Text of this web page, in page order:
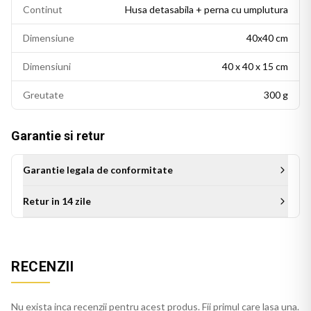
Aceasta perna decorativa se potriveste intr-un living modern,
gust estetic rafinat.
Continut Husa detasabila + perna cu umplutura
Dimensiune 40x40 cm
Dimensiuni 40 x 40 x 15 cm
Greutate 300 g
Garantie si retur
Garantie legala de conformitate
Retur in 14 zile
RECENZII
Nu exista inca recenzii pentru acest produs. Fii primul care lasa una.